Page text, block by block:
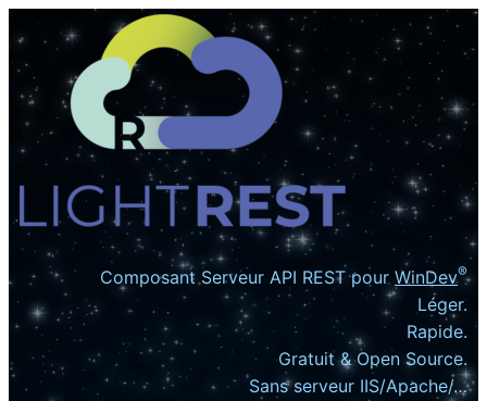
Composant Serveur API REST pour WinDev®
Léger.
Rapide.
Gratuit & Open Source.
Sans serveur IIS/Apache/…